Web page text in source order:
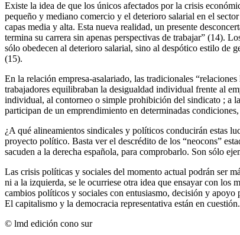
Existe la idea de que los únicos afectados por la crisis
pequeño y mediano comercio y el deterioro salarial en el
capas media y alta. Esta nueva realidad, un presente
termina su carrera sin apenas perspectivas de trabajar” (14).
sólo obedecen al deterioro salarial, sino al despótico estilo de
(15).
En la relación empresa-asalariado, las tradicionales
trabajadores equilibraban la desigualdad individual frente al
individual, al contorneo o simple prohibición del sindicato ; a
participan de un emprendimiento en determinadas
¿A qué alineamientos sindicales y políticos conducirán estas
proyecto político. Basta ver el descrédito de los “neocons”
sacuden a la derecha española, para comprobarlo. Son sólo
Las crisis políticas y sociales del momento actual podrán ser
ni a la izquierda, se le ocurriese otra idea que ensayar con los
cambios políticos y sociales con entusiasmo, decisión y
El capitalismo y la democracia representativa están en cuestión.
© lmd edición cono sur